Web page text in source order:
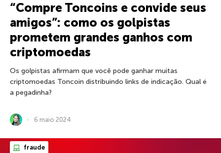
“Compre Toncoins e convide seus
amigos”: como os golpistas
prometem grandes ganhos com
criptomoedas
Os golpistas afirmam que você pode ganhar muitas
criptomoedas Toncoin distribuindo links de indicação. Qual é
a pegadinha?
6 maio 2024
fraude